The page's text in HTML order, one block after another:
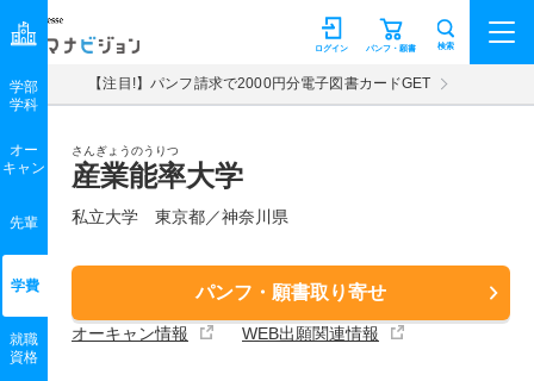
マナビジョン パンフ・願書
ログイン 検索
【注目!】パンフ請求で2000円分電子図書カードGET
さんぎょうのうりつ
産業能率大学
私立大学 東京都／神奈川県
パンフ・願書取り寄せ
オーキャン情報 WEB出願関連情報
学部
学科
オー
キャン
先輩
学費
就職
資格